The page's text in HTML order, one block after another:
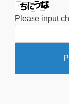
Please input